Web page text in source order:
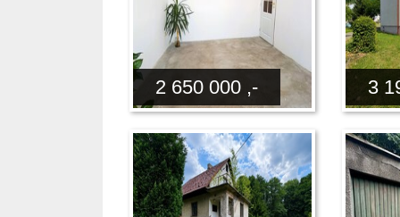
2 650 000 ,- 3